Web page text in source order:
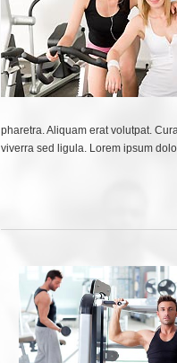
pharetra. Aliquam erat volutpat.
viverra sed ligula. Lorem ipsum